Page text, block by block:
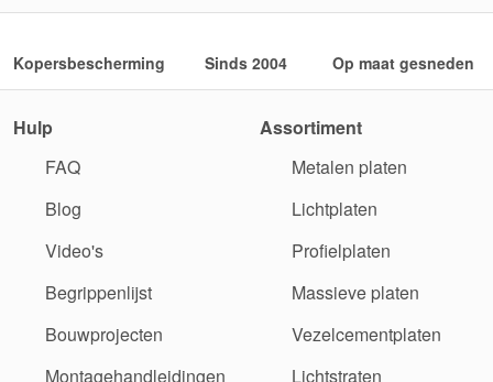
Kopersbescherming Sinds 2004 Op maat gesneden
Hulp
FAQ
Blog
Video's
Begrippenlijst
Bouwprojecten
Montagehandleidingen
Assortiment
Metalen platen
Lichtplaten
Profielplaten
Massieve platen
Vezelcementplaten
Lichtstraten